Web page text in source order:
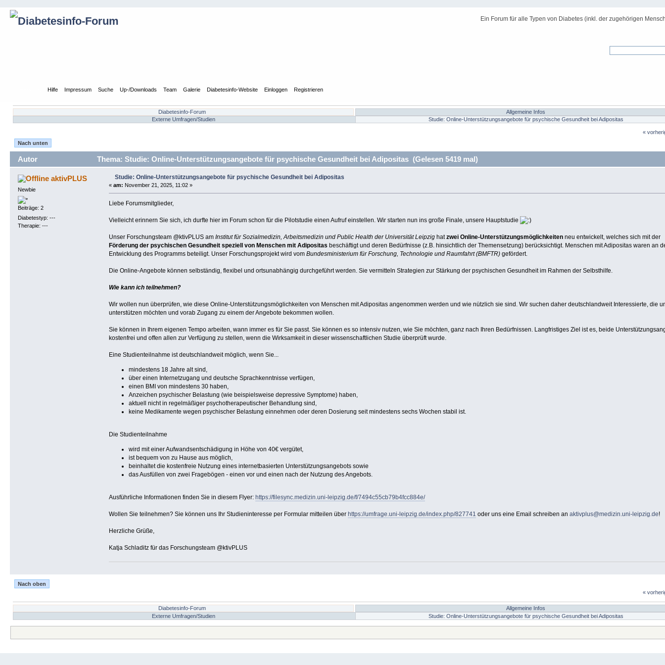
Ein Forum für alle Typen von Diabetes (inkl. der zugehörigen
Hilfe Impressum Suche Up-/Downloads Team Galerie Diabetesinfo-Website Einloggen Registrieren
Diabetesinfo-Forum
Allgemeine Infos
Externe Umfragen/Studien
Studie: Online-Unterstützungsangebote für psychische Gesundheit bei Adipositas
«
Nach unten
Autor Thema: Studie: Online-Unterstützungsangebote für psychische Gesundheit bei Adipositas (Gelesen 5419 mal)
aktivPLUS
Newbie
Beiträge: 2
Diabetestyp: ---
Therapie: ---
Studie: Online-Unterstützungsangebote für psychische Gesundheit bei Adipositas
« am: November 21, 2025, 11:02 »
Liebe Forumsmitglieder,
Vielleicht erinnern Sie sich, ich durfte hier im Forum schon für die Pilotstudie einen Aufruf einstellen. Wir starten nun ins große Finale, unsere Hauptstudie
Unser Forschungsteam @ktivPLUS am Institut für Sozialmedizin, Arbeitsmedizin und Public Health der Universität Leipzighatzwei Online-Unterstützungsmöglichkeitenneu entwickelt, welches sich mit der
Förderung der psychischen Gesundheit speziell von Menschen mit Adipositas beschäftigt und deren Bedürfnisse (z.B. hinsichtlich der Themensetzung) berücksichtigt. Menschen mit Adipositas waren an
Entwicklung des Programms beteiligt. Unser Forschungsprojekt wird vom Bundesministerium für Forschung, Technologie und Raumfahrt (BMFTR)gefördert.
Die Online-Angebote können selbständig, flexibel und ortsunabhängig durchgeführt werden. Sie vermitteln Strategien zur Stärkung der psychischen Gesundheit im Rahmen der Selbsthilfe.
Wie kann ich teilnehmen?
Wir wollen nun überprüfen, wie diese Online-Unterstützungsmöglichkeiten von Menschen mit Adipositas angenommen werden und wie nützlich sie sind. Wir suchen daher deutschlandweit Interessierte, die
unterstützen möchten und vorab Zugang zu einem der Angebote bekommen wollen.
Sie können in Ihrem eigenen Tempo arbeiten, wann immer es für Sie passt. Sie können es so intensiv nutzen, wie Sie möchten, ganz nach Ihren Bedürfnissen. Langfristiges Ziel ist es, beide
kostenfrei und offen allen zur Verfügung zu stellen, wenn die Wirksamkeit in dieser wissenschaftlichen Studie überprüft wurde.
Eine Studienteilnahme ist deutschlandweit möglich, wenn Sie...
mindestens 18 Jahre alt sind,
über einen Internetzugang und deutsche Sprachkenntnisse verfügen,
einen BMI von mindestens 30 haben,
Anzeichen psychischer Belastung (wie beispielsweise depressive Symptome) haben,
aktuell nicht in regelmäßiger psychotherapeutischer Behandlung sind,
keine Medikamente wegen psychischer Belastung einnehmen oder deren Dosierung seit mindestens sechs Wochen stabil ist.
Die Studienteilnahme
wird mit einer Aufwandsentschädigung in Höhe von 40€ vergütet,
ist bequem von zu Hause aus möglich,
beinhaltet die kostenfreie Nutzung eines internetbasierten Unterstützungsangebots sowie
das Ausfüllen von zwei Fragebögen - einen vor und einen nach der Nutzung des Angebots.
Ausführliche Informationen finden Sie in diesem Flyer: https://filesync.medizin.uni-leipzig.de/f/7494c55cb79b4fcc884e/
Wollen Sie teilnehmen? Sie können uns Ihr Studieninteresse per Formular mitteilen über https://umfrage.uni-leipzig.de/index.php/827741 oder uns eine Email schreiben an aktivplus@medizin.uni-leipzig.de!
Herzliche Grüße,
Katja Schladitz für das Forschungsteam @ktivPLUS
Nach oben
«
Diabetesinfo-Forum
Allgemeine Infos
Externe Umfragen/Studien
Studie: Online-Unterstützungsangebote für psychische Gesundheit bei Adipositas